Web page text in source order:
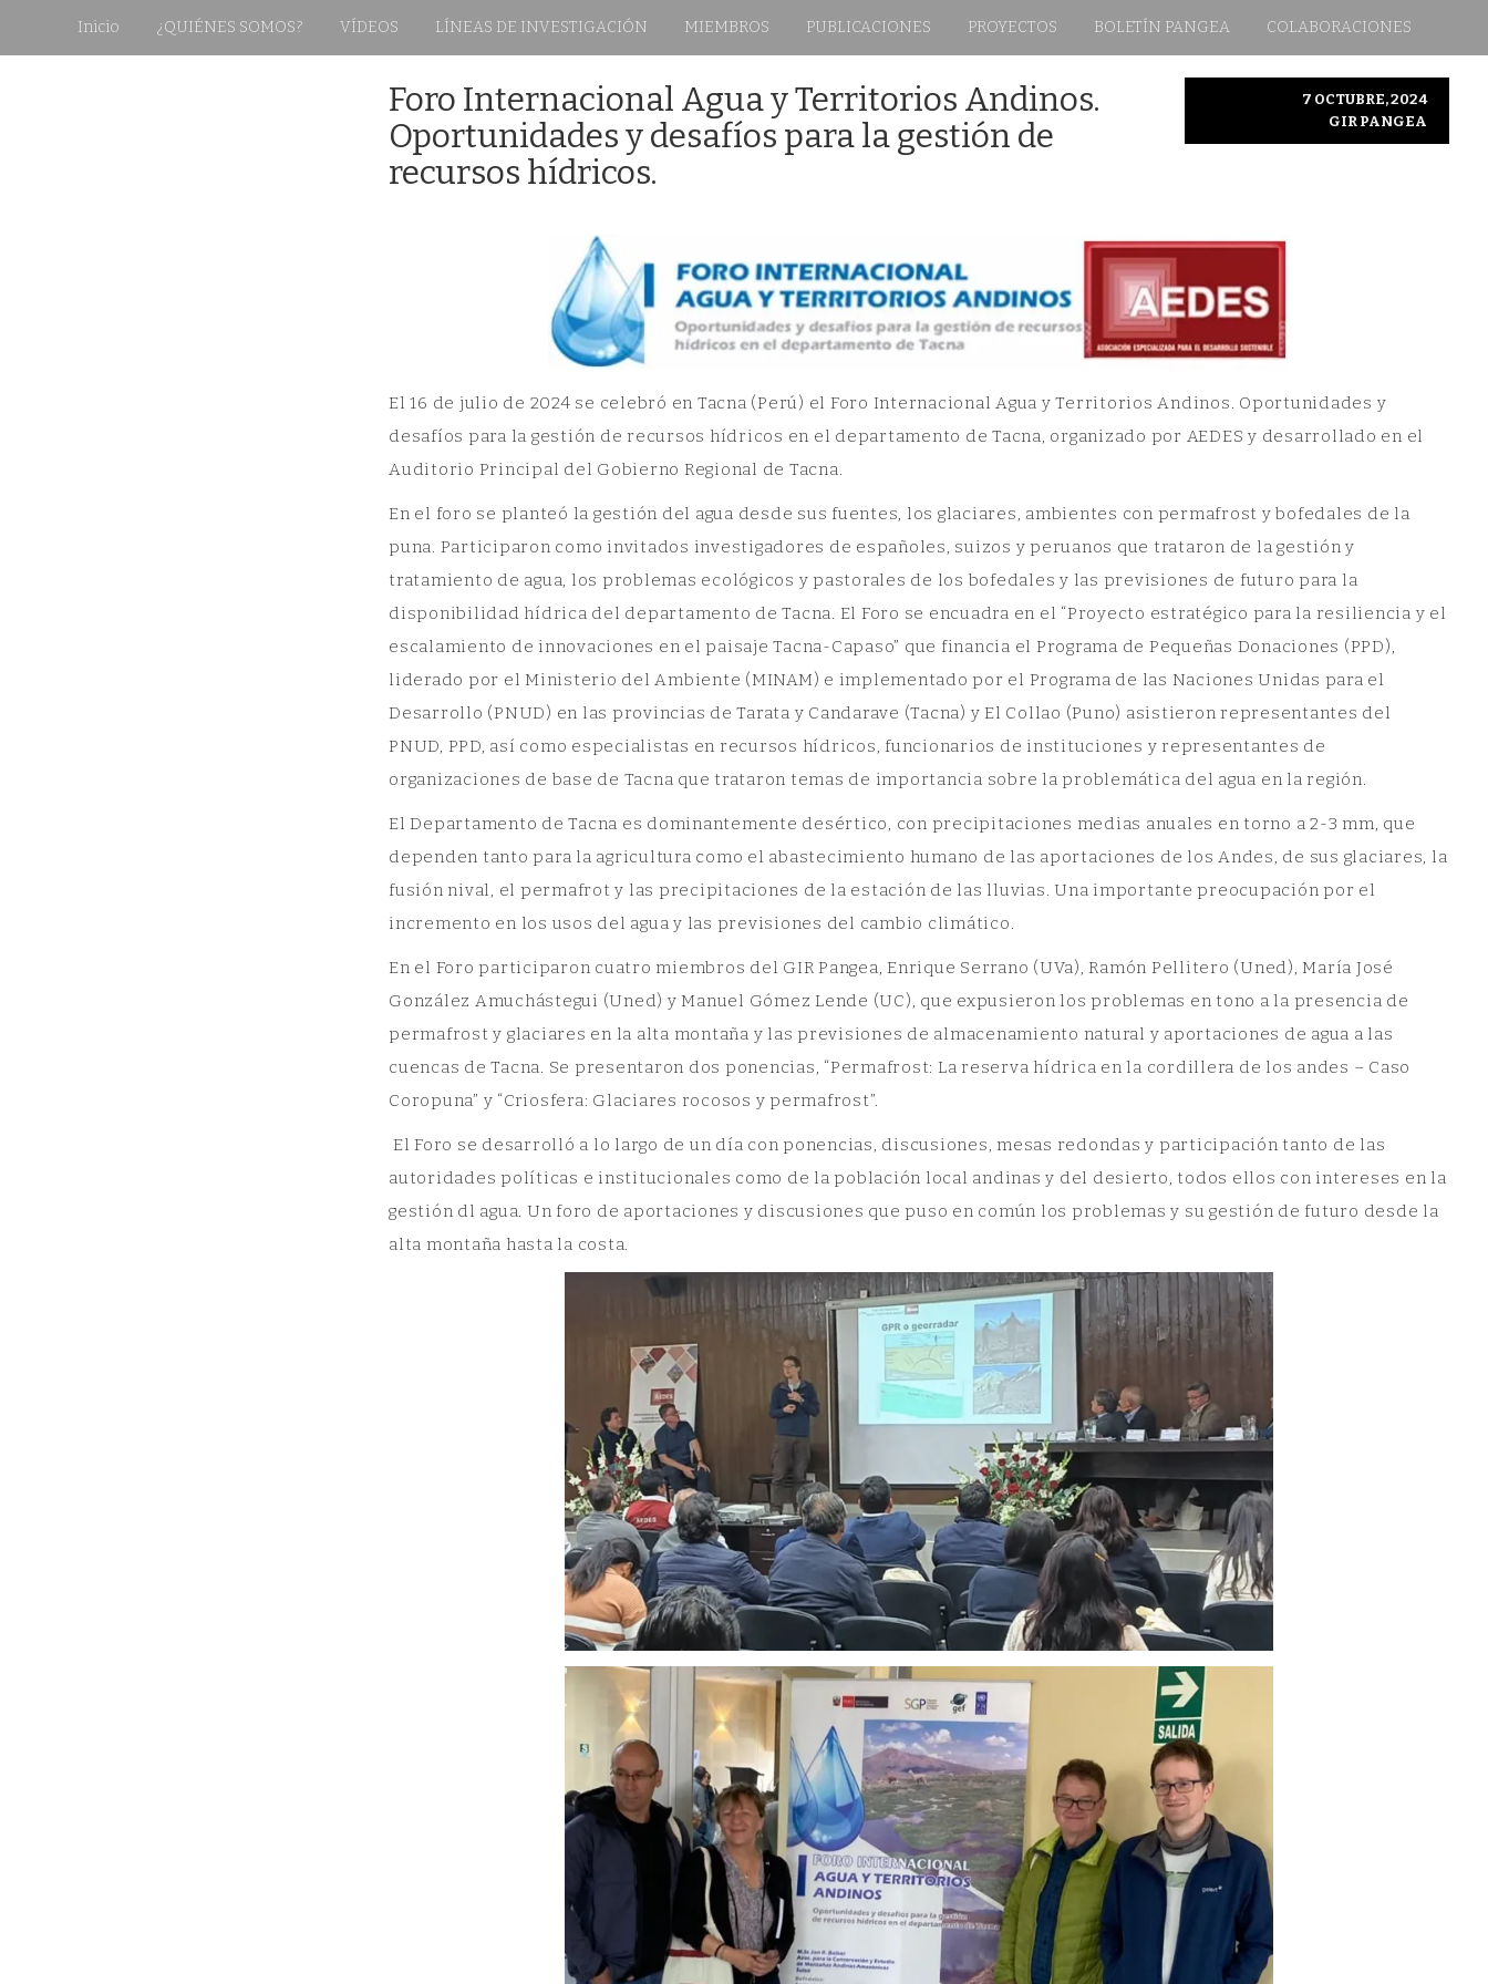
Inicio ¿QUIÉNES SOMOS? VÍDEOS LÍNEAS DE INVESTIGACIÓN MIEMBROS PUBLICACIONES PROYECTOS BOLETÍN PANGEA COLABORACIONES
content
Foro Internacional Agua y Territorios Andinos.
Oportunidades y desafíos para la gestión de
recursos hídricos.
7 OCTUBRE, 2024
GIR PANGEA
El 16 de julio de 2024 se celebró en Tacna (Perú) el Foro Internacional Agua y Territorios Andinos. Oportunidades y
desafíos para la gestión de recursos hídricos en el departamento de Tacna, organizado por AEDES y desarrollado en el
Auditorio Principal del Gobierno Regional de Tacna.
En el foro se planteó la gestión del agua desde sus fuentes, los glaciares, ambientes con permafrost y bofedales de la
puna. Participaron como invitados investigadores de españoles, suizos y peruanos que trataron de la gestión y
tratamiento de agua, los problemas ecológicos y pastorales de los bofedales y las previsiones de futuro para la
disponibilidad hídrica del departamento de Tacna. El Foro se encuadra en el “Proyecto estratégico para la resiliencia y el
escalamiento de innovaciones en el paisaje Tacna-Capaso” que financia el Programa de Pequeñas Donaciones (PPD),
liderado por el Ministerio del Ambiente (MINAM) e implementado por el Programa de las Naciones Unidas para el
Desarrollo (PNUD) en las provincias de Tarata y Candarave (Tacna) y El Collao (Puno) asistieron representantes del
PNUD, PPD, así como especialistas en recursos hídricos, funcionarios de instituciones y representantes de
organizaciones de base de Tacna que trataron temas de importancia sobre la problemática del agua en la región.
El Departamento de Tacna es dominantemente desértico, con precipitaciones medias anuales en torno a 2-3 mm, que
dependen tanto para la agricultura como el abastecimiento humano de las aportaciones de los Andes, de sus glaciares, la
fusión nival, el permafrot y las precipitaciones de la estación de las lluvias. Una importante preocupación por el
incremento en los usos del agua y las previsiones del cambio climático.
En el Foro participaron cuatro miembros del GIR Pangea, Enrique Serrano (UVa), Ramón Pellitero (Uned), María José
González Amuchástegui (Uned) y Manuel Gómez Lende (UC), que expusieron los problemas en tono a la presencia de
permafrost y glaciares en la alta montaña y las previsiones de almacenamiento natural y aportaciones de agua a las
cuencas de Tacna. Se presentaron dos ponencias, “Permafrost: La reserva hídrica en la cordillera de los andes – Caso
Coropuna” y “Criosfera: Glaciares rocosos y permafrost”.
El Foro se desarrolló a lo largo de un día con ponencias, discusiones, mesas redondas y participación tanto de las
autoridades políticas e institucionales como de la población local andinas y del desierto, todos ellos con intereses en la
gestión dl agua. Un foro de aportaciones y discusiones que puso en común los problemas y su gestión de futuro desde la
alta montaña hasta la costa.